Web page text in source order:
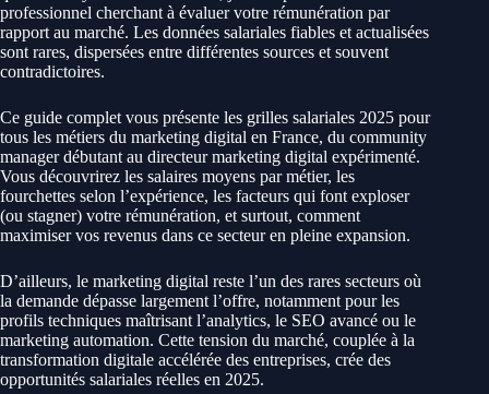
professionnel cherchant à évaluer votre rémunération par
rapport au marché. Les données salariales fiables et actualisées
sont rares, dispersées entre différentes sources et souvent
contradictoires.
Ce guide complet vous présente les grilles salariales 2025 pour
tous les métiers du marketing digital en France, du community
manager débutant au directeur marketing digital expérimenté.
Vous découvrirez les salaires moyens par métier, les
fourchettes selon l’expérience, les facteurs qui font exploser
(ou stagner) votre rémunération, et surtout, comment
maximiser vos revenus dans ce secteur en pleine expansion.
D’ailleurs, le marketing digital reste l’un des rares secteurs où
la demande dépasse largement l’offre, notamment pour les
profils techniques maîtrisant l’analytics, le SEO avancé ou le
marketing automation. Cette tension du marché, couplée à la
transformation digitale accélérée des entreprises, crée des
opportunités salariales réelles en 2025.